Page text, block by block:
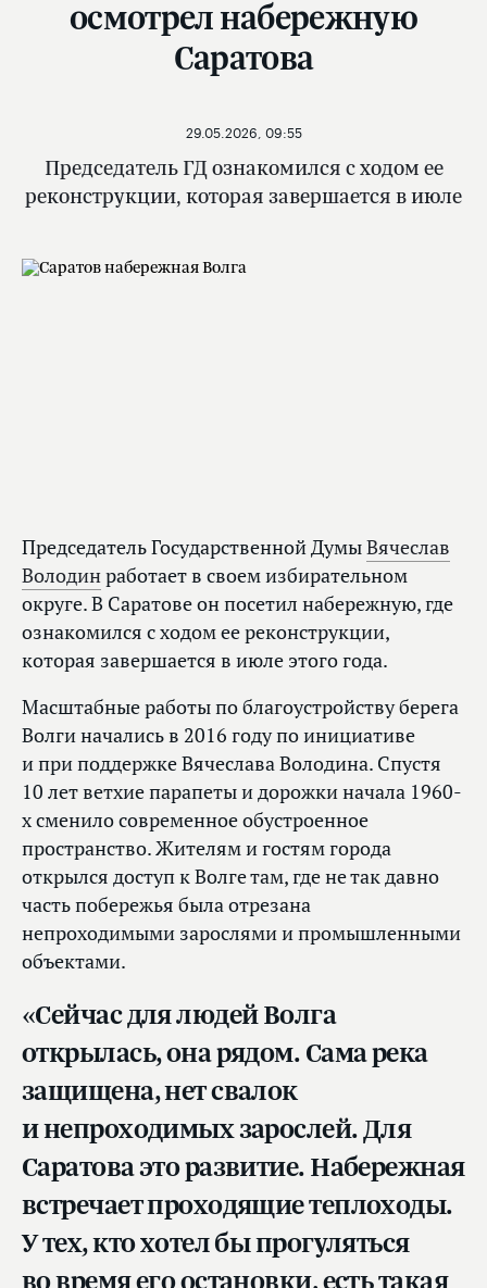
осмотрел набережную
Саратова
Председатель ГД ознакомился с ходом ее
реконструкции, которая завершается в июле
29.05.2026, 09:55
Председатель Государственной ДумыВячеслав
Володинработает в своем избирательном
округе. В Саратове он посетил набережную, где
ознакомился с ходом ее реконструкции,
которая завершается в июле этого года.
Масштабные работы по благоустройству берега
Волги начались в 2016 году по инициативе
и при поддержке Вячеслава Володина. Спустя
10 лет ветхие парапеты и дорожки начала 1960-
х сменило современное обустроенное
пространство. Жителям и гостям города
открылся доступ к Волге там, где не так давно
часть побережья была отрезана
непроходимыми зарослями и промышленными
объектами.
«Сейчас для людей Волга
открылась, она рядом. Сама река
защищена, нет свалок
и непроходимых зарослей. Для
Саратова это развитие. Набережная
встречает проходящие теплоходы.
У тех, кто хотел бы прогуляться
во время его остановки, есть такая